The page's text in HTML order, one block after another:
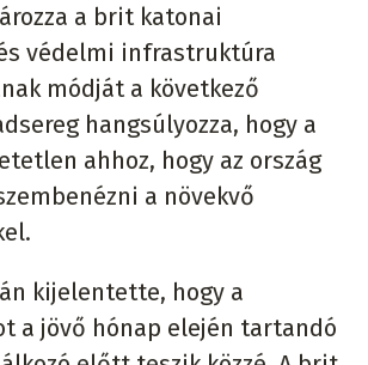
a brit katonai
védelmi infrastruktúra
módját a következő
hangsúlyozza, hogy a
ahhoz, hogy az ország
a növekvő
kijelentette, hogy a
a jövő hónap elején tartandó